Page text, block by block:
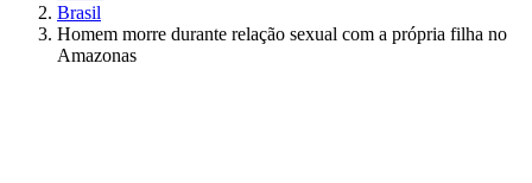
Brasil
Homem morre durante relação sexual com a própria filha no
Amazonas